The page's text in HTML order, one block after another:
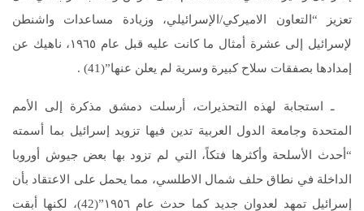
تعزيز “التعاون الاميركي/الإسرائيلي، وزيادة مساعدات واشنطن
لإسرائيل إلى عشرة أمثال ما كانت عليه قبل عام ١٩٦٥، ناهيك عن
إمدادها بصفقات سلاح كبيرة وسرية لم يعلن عنها”(41) .
ـ استجابة لهذه التحذيرات، أرسلت دمشق مذكرة إلى الأمم
المتحدة وجامعة الدول العربية تدين فيها تزويد إسرائيل بما أسمته
“أحدث الأسلحة وأكثرها فتكاً، التي لم تزود بها بعض جيوش أوروبا
الداخلة في نطاق حلف شمال الاطلسي، مما يحمل على الاعتقاد بأن
إسرائيل تمهد لعدوان جديد كما حدث عام ١٩٥٦”(42)، لكنها أبقت